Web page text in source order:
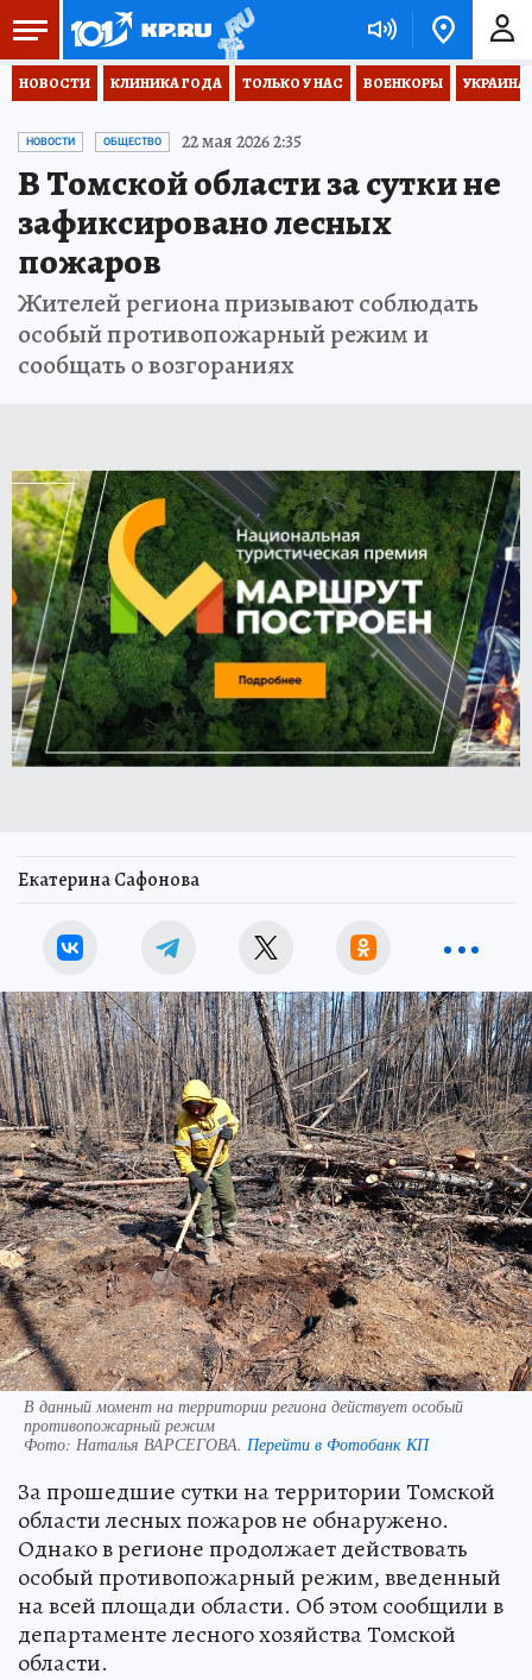
НОВОСТИ КЛИНИКА ГОДА ТОЛЬКО У НАС ВОЕНКОРЫ
НОВОСТИ ОБЩЕСТВО 22 мая 2026 2:35
В Томской области за сутки не
зафиксировано лесных
пожаров
Жителей региона призывают соблюдать
особый противопожарный режим и
сообщать о возгораниях
Екатерина Сафонова
В данный момент на территории региона действует особый
противопожарный режим
Фото: Наталья ВАРСЕГОВА. Перейти в Фотобанк КП
За прошедшие сутки на территории Томской
области лесных пожаров не обнаружено.
Однако в регионе продолжает действовать
особый противопожарный режим, введенный
на всей площади области. Об этом сообщили в
департаменте лесного хозяйства Томской
области.